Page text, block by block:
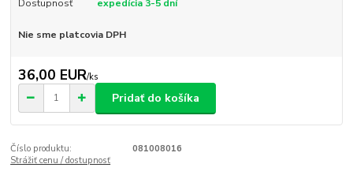
Dostupnosť expedícia 3-5 dní
Nie sme platcovia DPH
36,00 EUR/ks
Pridať do košíka
Číslo produktu:
081008016
Strážiť cenu / dostupnosť